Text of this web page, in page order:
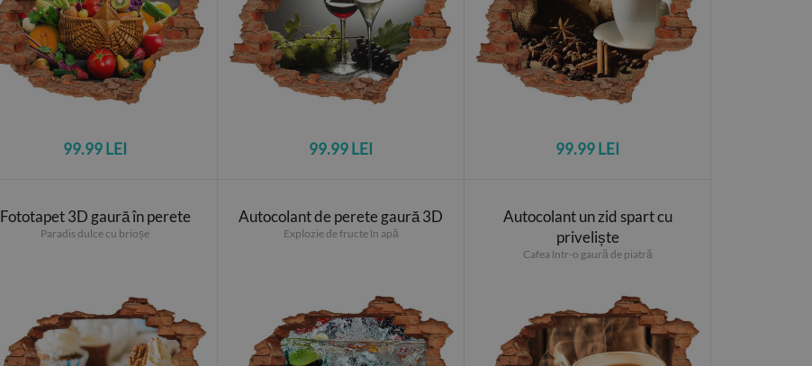
99.99 LEI 99.99 LEI 99.99 LEI
Fototapet 3D gaură în perete
Paradis dulce cu brioșe
Autocolant de perete gaură 3D
Explozie de fructe în apă
Autocolant un zid spart cu
priveliște
Cafea într-o gaură de piatră